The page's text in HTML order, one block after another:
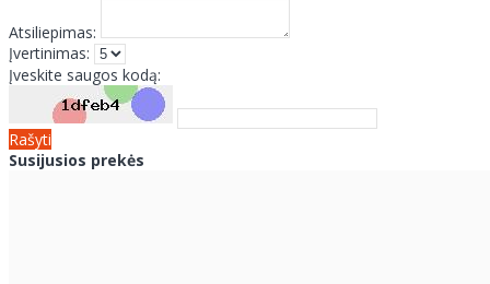
Atsiliepimas:
Įvertinimas:
Įveskite saugos kodą:
Rašyti
Susijusios prekės